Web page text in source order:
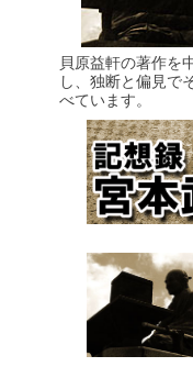
貝原益軒の著作を
し、独断と偏見で
べています。